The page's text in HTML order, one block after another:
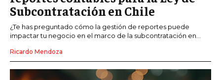
Subcontratación en Chile
¿Te has preguntado cómo la gestión de reportes puede
impactar tu negocio en el marco de la subcontratación en...
Ricardo Mendoza